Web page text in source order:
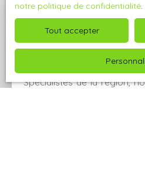
Demandez
évaluation
Pro immo
Spécialistes de la région,
notre politique de confidentialité.
Tout accepter